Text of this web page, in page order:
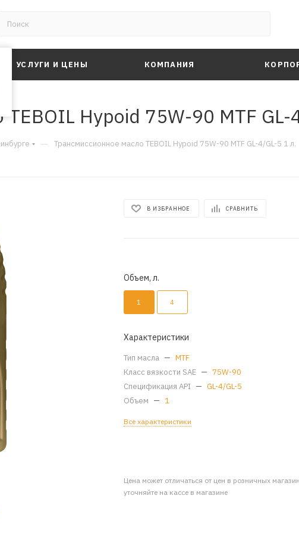
УСЛУГИ И ЦЕНЫ КОМПАНИЯ
Hypoid 75W-90 MTF GL-
— Трансмиссионное масло TEBOIL Hypoid 75W-90 MTF GL-4/GL-5 1 л.
В ИЗБРАННОЕ СРАВНИТЬ
Объем, л.
1 4
Характеристики
Тип масла — MTF
Класс вязкости SAE — 75W-90
Спецификация API — GL-4/GL-5
Объем — 1
Все характеристики
Цена может отличаться от цен в розничных
уточняйте на кассе в магазине